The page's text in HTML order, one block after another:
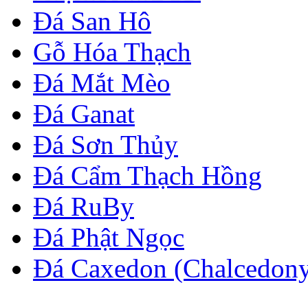
Đá San Hô
Gỗ Hóa Thạch
Đá Mắt Mèo
Đá Ganat
Đá Sơn Thủy
Đá Cẩm Thạch Hồng
Đá RuBy
Đá Phật Ngọc
Đá Caxedon